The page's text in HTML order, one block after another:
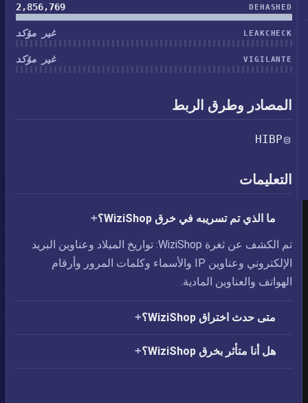
DEHASHED
2,856,769
LEAKCHECK غير مؤكد
VIGILANTE غير مؤكد
المصادر وطرق الربط
HIBP
التعليمات
ما الذي تم تسريبه في خرق WiziShop؟
تم الكشف عن ثغرة WiziShop: تواريخ الميلاد وعناوين البريد
الإلكتروني وعناوين IP والأسماء وكلمات المرور وأرقام
الهواتف والعناوين المادية.
متى حدث اختراق WiziShop؟
هل أنا متأثر بخرق WiziShop؟